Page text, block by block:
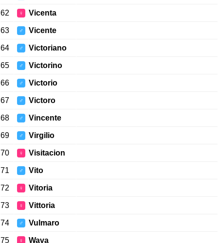
62 ♀ Vicenta
63 ♂ Vicente
64 ♂ Victoriano
65 ♂ Victorino
66 ♂ Victorio
67 ♂ Victoro
68 ♂ Vincente
69 ♂ Virgilio
70 ♀ Visitacion
71 ♂ Vito
72 ♀ Vitoria
73 ♀ Vittoria
74 ♂ Vulmaro
75 ♀ Wava